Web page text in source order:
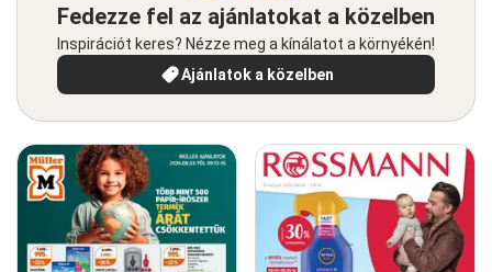
Fedezze fel az ajánlatokat a közelben
Inspirációt keres? Nézze meg a kínálatot a környékén!
Ajánlatok a közelben